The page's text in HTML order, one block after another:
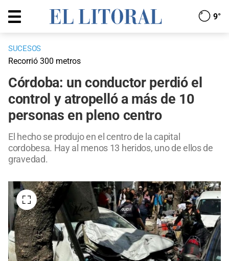
9°
SUCESOS
Recorrió 300 metros
Córdoba: un conductor perdió el
control y atropelló a más de 10
personas en pleno centro
El hecho se produjo en el centro de la capital
cordobesa. Hay al menos 13 heridos, uno de ellos de
gravedad.